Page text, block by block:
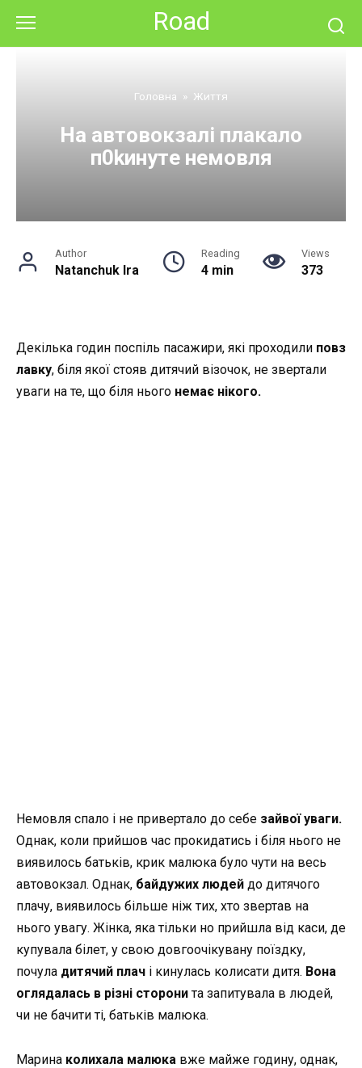
content
Road
Головна » Життя
На автовокзалі плакало
п0kинyтe немовля
Author
Natanchuk Ira
Reading
4 min
Views
373
Декілька годин поспіль пасажири, які проходили повз
лавку, біля якої стояв дитячий візочок, не звертали
уваги на те, що біля нього немає нікого.
Немовля спало і не привертало до себе зайвої уваги.
Однак, коли прийшов час прокидатись і біля нього не
виявилось батьків, крик малюка було чути на весь
автовокзал. Однак, байдужих людей до дитячого
плачу, виявилось більше ніж тих, хто звертав на
нього увагу. Жінка, яка тільки но прийшла від каси, де
купувала білет, у свою довгоочікувану поїздку,
почула дитячий плач і кинулась колисати дитя. Вона
оглядалась в різні сторони та запитувала в людей,
чи не бачити ті, батьків малюка.
Марина колихала малюка вже майже годину, однак,